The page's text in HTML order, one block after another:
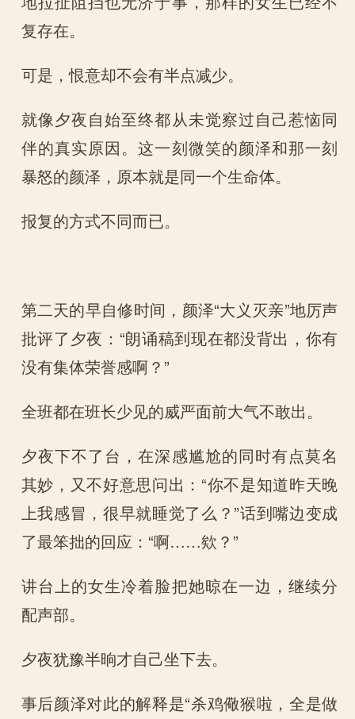
复存在。
可是，恨意却不会有半点减少。
就像夕夜自始至终都从未觉察过自己惹恼同
伴的真实原因。这一刻微笑的颜泽和那一刻
暴怒的颜泽，原本就是同一个生命体。
报复的方式不同而已。
第二天的早自修时间，颜泽“大义灭亲”地厉声
批评了夕夜：“朗诵稿到现在都没背出，你有
没有集体荣誉感啊？”
全班都在班长少见的威严面前大气不敢出。
夕夜下不了台，在深感尴尬的同时有点莫名
其妙，又不好意思问出：“你不是知道昨天晚
上我感冒，很早就睡觉了么？”话到嘴边变成
了最笨拙的回应：“啊……欸？”
讲台上的女生冷着脸把她晾在一边，继续分
配声部。
夕夜犹豫半晌才自己坐下去。
事后颜泽对此的解释是“杀鸡儆猴啦，全是做